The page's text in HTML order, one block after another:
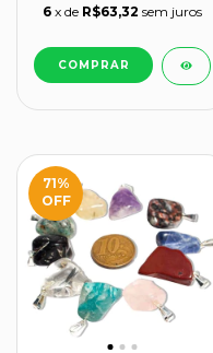
6 x de R$63,32 sem juros
71%
OFF